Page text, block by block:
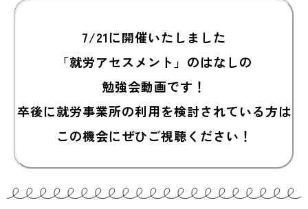
7/21に開催いたしました
「就労アセスメント」のはなしの
勉強会動画です！
卒後に就労事業所の利用を検討されている方は
この機会にぜひご視聴ください！